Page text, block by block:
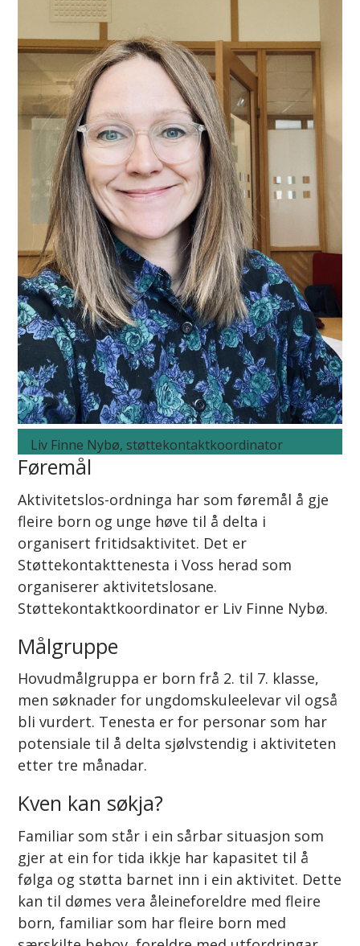
Liv Finne Nybø, støttekontaktkoordinator
Føremål
Aktivitetslos-ordninga har som føremål å gje
fleire born og unge høve til å delta i
organisert fritidsaktivitet. Det er
Støttekontakttenesta i Voss herad som
organiserer aktivitetslosane.
Støttekontaktkoordinator er Liv Finne Nybø.
Målgruppe
Hovudmålgruppa er born frå 2. til 7. klasse,
men søknader for ungdomskuleelevar vil også
bli vurdert. Tenesta er for personar som har
potensiale til å delta sjølvstendig i aktiviteten
etter tre månadar.
Kven kan søkja?
Familiar som står i ein sårbar situasjon som
gjer at ein for tida ikkje har kapasitet til å
følga og støtta barnet inn i ein aktivitet. Dette
kan til dømes vera åleineforeldre med fleire
born, familiar som har fleire born med